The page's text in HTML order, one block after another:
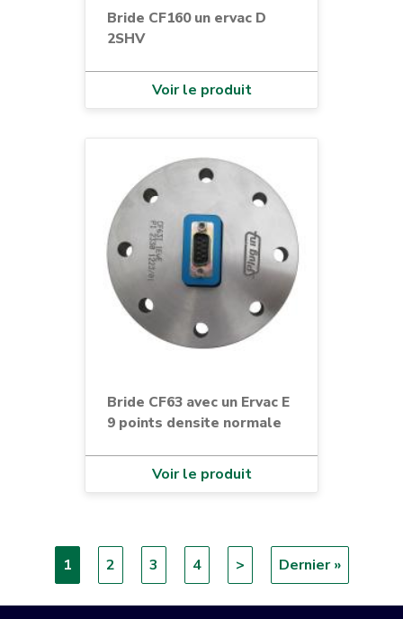
Bride CF160 un ervac D
2SHV
Voir le produit
Bride CF63 avec un Ervac E
9 points densite normale
Voir le produit
Pagination
Page
courante
1 Page
2 Page
3 Page
4
Page
suivante
>
Dernière
page
Dernier »